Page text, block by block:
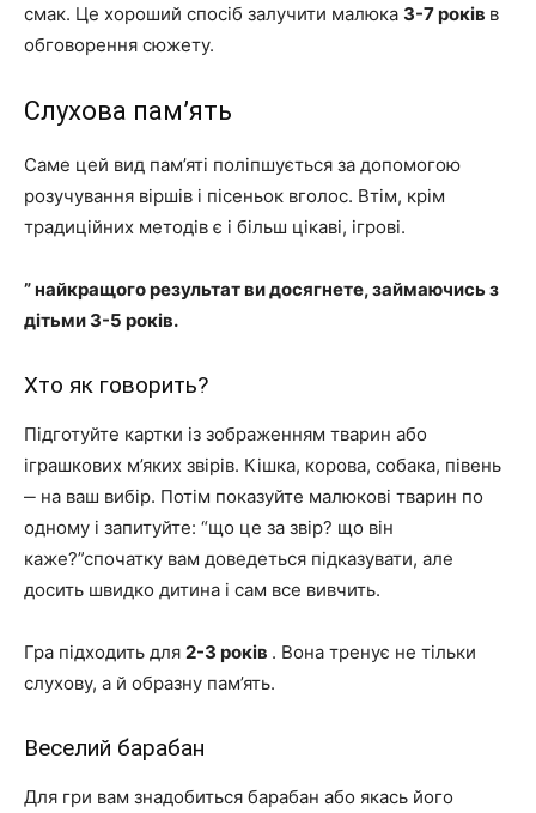
смак. Це хороший спосіб залучити малюка 3-7 років в
обговорення сюжету.
Слухова пам’ять
Саме цей вид пам’яті поліпшується за допомогою
розучування віршів і пісеньок вголос. Втім, крім
традиційних методів є і більш цікаві, ігрові.
”найкращого результат ви досягнете, займаючись з
дітьми 3-5 років.
Хто як говорить?
Підготуйте картки із зображенням тварин або
іграшкових м’яких звірів. Кішка, корова, собака, півень
‒ на ваш вибір. Потім показуйте малюкові тварин по
одному і запитуйте: “що це за звір? що він
каже?”спочатку вам доведеться підказувати, але
досить швидко дитина і сам все вивчить.
Гра підходить для 2-3 років . Вона тренує не тільки
слухову, а й образну пам’ять.
Веселий барабан
Для гри вам знадобиться барабан або якась його